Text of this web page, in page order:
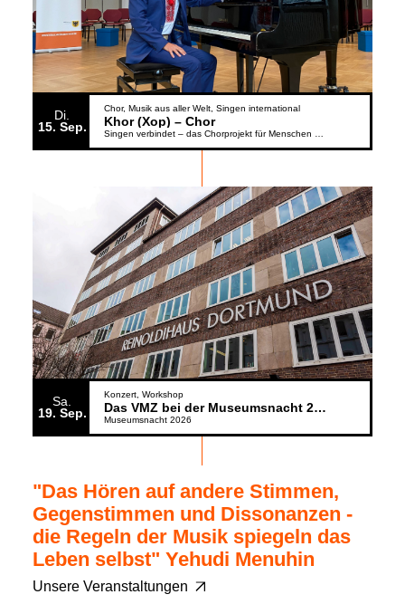
Di.
15 Sep.
Chor Musik aus aller Welt Singen international
Khor (Xop) – Chor
Singen verbindet – das Chorprojekt für Menschen aus der Ukraine
Sa.
19 Sep.
Konzert Workshop
Das VMZ bei der Museumsnacht 2026
Museumsnacht 2026
"Das Hören auf andere Stimmen,
Gegenstimmen und Dissonanzen -
die Regeln der Musik spiegeln das
Leben selbst" Yehudi Menuhin
Unsere Veranstaltungen